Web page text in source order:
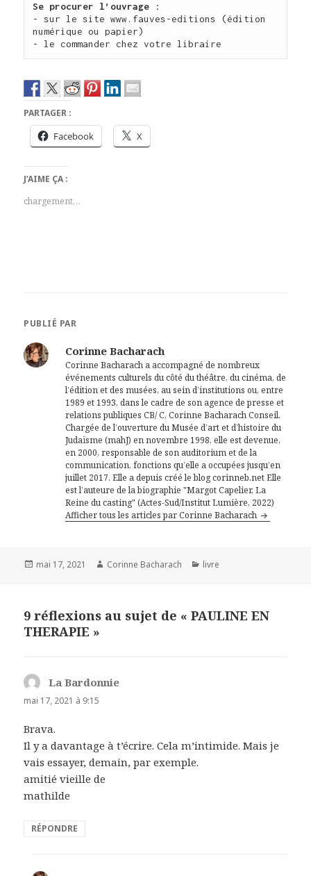
Se procurer l’ouvrage :
- sur le site www.fauves-editions (édition
numérique ou papier)
- le commander chez votre libraire
PARTAGER :
Facebook X
J’AIME ÇA :
chargement…
PUBLIÉ PAR
Corinne Bacharach
Corinne Bacharach a accompagné de nombreux
événements culturels du côté du théâtre, du cinéma, de
l’édition et des musées, au sein d’institutions ou, entre
1989 et 1993, dans le cadre de son agence de presse et
relations publiques CB/ C, Corinne Bacharach Conseil.
Chargée de l’ouverture du Musée d’art et d’histoire du
Judaïsme (mahJ) en novembre 1998, elle est devenue,
en 2000, responsable de son auditorium et de la
communication, fonctions qu’elle a occupées jusqu’en
juillet 2017. Elle a depuis créé le blog corinneb.net Elle
est l’auteure de la biographie "Margot Capelier, La
Reine du casting" (Actes-Sud/Institut Lumière, 2022)
Afficher tous les articles par Corinne Bacharach
Publié
mai 17, 2021 Auteur
Corinne Bacharach Catégories
livre
9 réflexions au sujet de « PAULINE EN
THERAPIE »
La Bardonnie
mai 17, 2021 à 9:15
Brava.
Il y a davantage à t’écrire. Cela m’intimide. Mais je
vais essayer, demain, par exemple.
amitié vieille de
mathilde
RÉPONDRE